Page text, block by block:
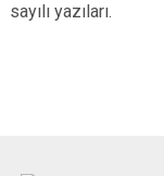
sayılı yazıları.